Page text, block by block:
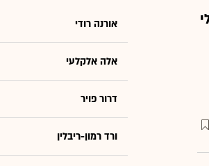
אורנה רודי
אלה אלקלעי
דרור פויר
ורד רמון-ריבלין